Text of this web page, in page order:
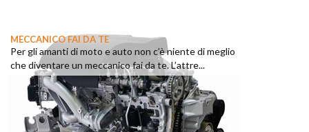
MECCANICO FAI DA TE
Per gli amanti di moto e auto non c’è niente di meglio
che diventare un meccanico fai da te. L’attre...